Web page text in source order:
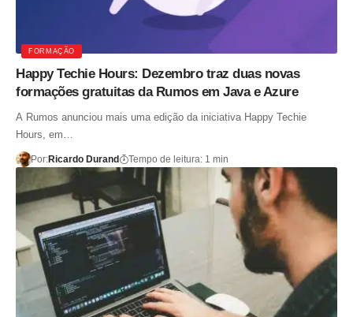
FORMAÇÃO
Happy Techie Hours: Dezembro traz duas novas
formações gratuitas da Rumos em Java e Azure
A Rumos anunciou mais uma edição da iniciativa Happy Techie
Hours, em…
Por:Ricardo Durand Tempo de leitura: 1 min